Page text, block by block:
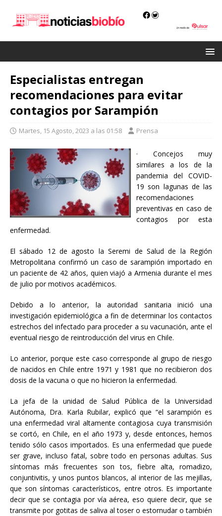
Especialistas entregan
recomendaciones para evitar
contagios por Sarampión
Martes, 15 Agosto, 2023 a las 01:58 Prensa
· Concejos muy
similares a los de la
pandemia del COVID-
19 son lagunas de las
recomendaciones
preventivas en caso de
contagios por esta
enfermedad.
El sábado 12 de agosto la Seremi de Salud de la Región
Metropolitana confirmó un caso de sarampión importado en
un paciente de 42 años, quien viajó a Armenia durante el mes
de julio por motivos académicos.
Debido a lo anterior, la autoridad sanitaria inició una
investigación epidemiológica a fin de determinar los contactos
estrechos del infectado para proceder a su vacunación, ante el
eventual riesgo de reintroducción del virus en Chile.
Lo anterior, porque este caso corresponde al grupo de riesgo
de nacidos en Chile entre 1971 y 1981 que no recibieron dos
dosis de la vacuna o que no hicieron la enfermedad.
La jefa de la unidad de Salud Pública de la Universidad
Autónoma, Dra. Karla Rubilar, explicó que “el sarampión es
una enfermedad viral altamente contagiosa cuya transmisión
se cortó, en Chile, en el año 1973 y, desde entonces, hemos
tenido sólo casos importados. Es una enfermedad que puede
ser grave, incluso fatal, sobre todo en personas adultas. Sus
síntomas más frecuentes son tos, fiebre alta, romadizo,
conjuntivitis, y unos puntos blancos, al interior de las mejillas,
que son síntomas característicos, entre otros. Es importante
decir que se contagia por vía aérea, eso quiere decir, que se
transmite por gotitas de saliva al toser o estornudar o también